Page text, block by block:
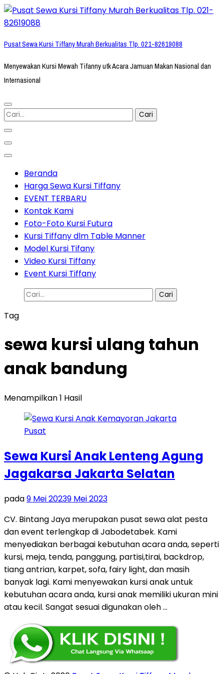
Lompat
ke
(Tekan
Pusat Sewa Kursi Tiffany Murah Berkualitas Tlp. 021-82619088
Menyewakan Kursi Mewah Tifanny utk Acara Jamuan Makan Nasional dan
Internasional
Cari
untuk:
Beranda
Harga Sewa Kursi Tiffany
EVENT TERBARU
Kontak Kami
Foto-Foto Kursi Futura
Kursi Tiffany dlm Table Manner
Model Kursi Tifany
Video Kursi Tiffany
Event Kursi Tiffany
Cari
Tag
sewa kursi ulang tahun
anak bandung
Menampilkan 1 Hasil
Sewa Kursi Anak Lenteng Agung
Jagakarsa Jakarta Selatan
pada9 Mei 20239 Mei 2023
CV. Bintang Jaya merupakan pusat sewa alat pesta
dan event terlengkap di Jabodetabek. Kami
menyediakan berbagai kebutuhan acara anda, seperti
kursi, meja, tenda, panggung, partisi,tirai, backdrop,
tiang antrian, karpet, sofa, fairy light, dan masih
banyak lagi. Kami menyewakan kursi anak untuk
kebutuhan acara anda, kursi anak memiliki ukuran mini
atau kecil. Sangat sesuai digunakan oleh …